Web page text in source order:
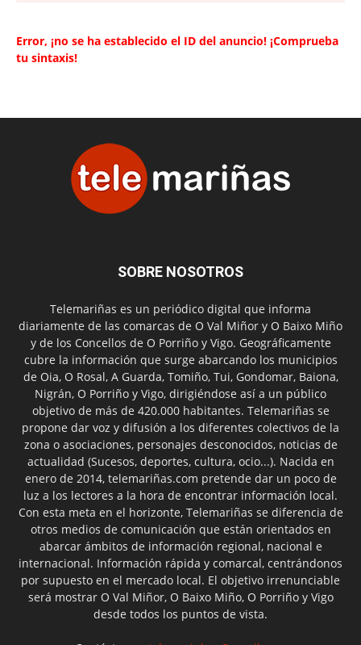
Error, ¡no se ha establecido el ID del anuncio! ¡Comprueba
tu sintaxis!
SOBRE NOSOTROS
Telemariñas es un periódico digital que informa
diariamente de las comarcas de O Val Miñor y O Baixo Miño
y de los Concellos de O Porriño y Vigo. Geográficamente
cubre la información que surge abarcando los municipios
de Oia, O Rosal, A Guarda, Tomiño, Tui, Gondomar, Baiona,
Nigrán, O Porriño y Vigo, dirigiéndose así a un público
objetivo de más de 420.000 habitantes. Telemariñas se
propone dar voz y difusión a los diferentes colectivos de la
zona o asociaciones, personajes desconocidos, noticias de
actualidad (Sucesos, deportes, cultura, ocio...). Nacida en
enero de 2014, telemariñas.com pretende dar un poco de
luz a los lectores a la hora de encontrar información local.
Con esta meta en el horizonte, Telemariñas se diferencia de
otros medios de comunicación que están orientados en
abarcar ámbitos de información regional, nacional e
internacional. Información rápida y comarcal, centrándonos
por supuesto en el mercado local. El objetivo irrenunciable
será mostrar O Val Miñor, O Baixo Miño, O Porriño y Vigo
desde todos los puntos de vista.